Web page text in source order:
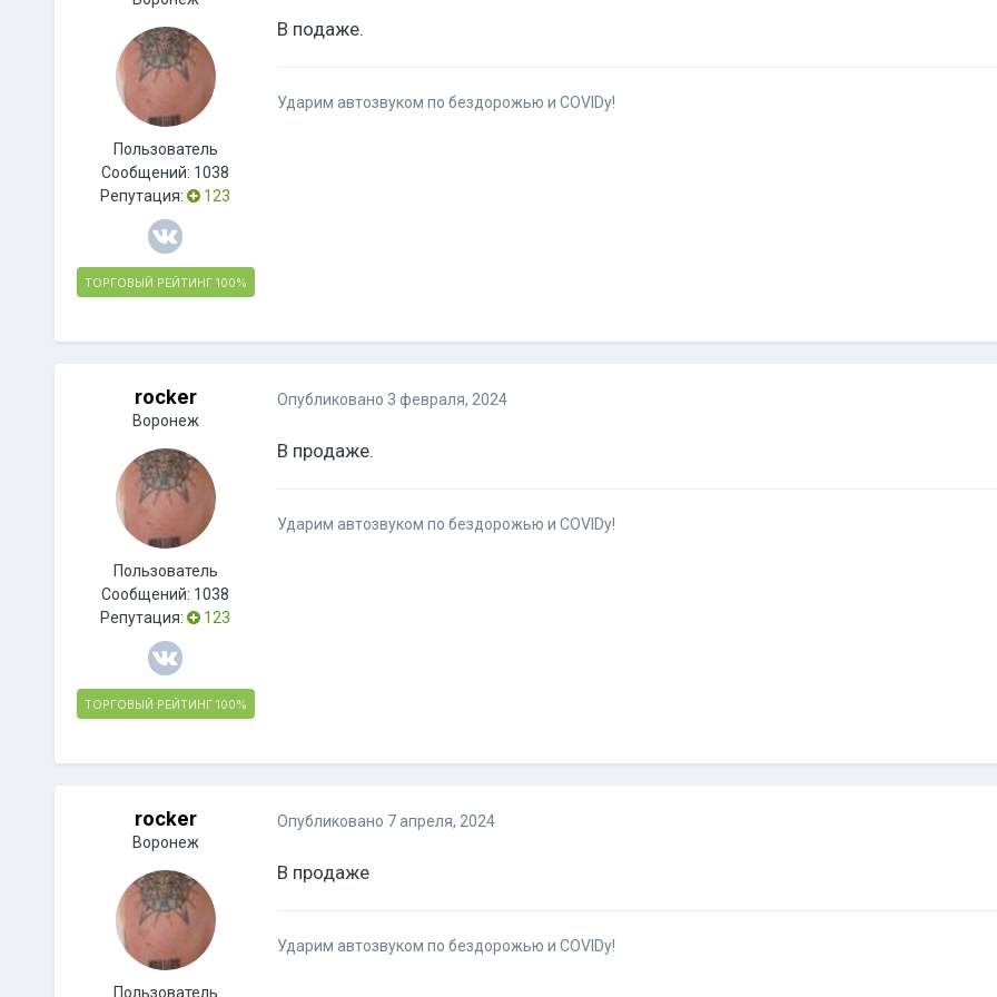
Пользователь
Сообщений: 1038
Репутация:
123
ТОРГОВЫЙ РЕЙТИНГ 100%
В подаже.
Ударим автозвуком по бездорожью и COVIDу!
rocker
Воронеж
Пользователь
Сообщений: 1038
Репутация:
123
ТОРГОВЫЙ РЕЙТИНГ 100%
Опубликовано 3 февраля, 2024
В продаже.
Ударим автозвуком по бездорожью и COVIDу!
rocker
Воронеж
Пользователь
Опубликовано 7 апреля, 2024
В продаже
Ударим автозвуком по бездорожью и COVIDу!